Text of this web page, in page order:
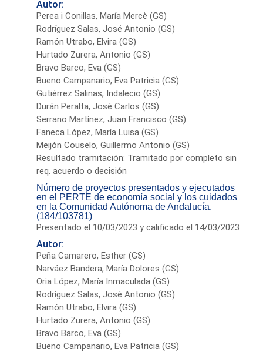
Autor:
Perea i Conillas, María Mercè (GS)
Rodríguez Salas, José Antonio (GS)
Ramón Utrabo, Elvira (GS)
Hurtado Zurera, Antonio (GS)
Bravo Barco, Eva (GS)
Bueno Campanario, Eva Patricia (GS)
Gutiérrez Salinas, Indalecio (GS)
Durán Peralta, José Carlos (GS)
Serrano Martínez, Juan Francisco (GS)
Faneca López, María Luisa (GS)
Meijón Couselo, Guillermo Antonio (GS)
Resultado tramitación: Tramitado por completo sin
req. acuerdo o decisión
Número de proyectos presentados y ejecutados
en el PERTE de economía social y los cuidados
en la Comunidad Autónoma de Andalucía.
(184/103781)
Presentado el 10/03/2023 y calificado el 14/03/2023
Autor:
Peña Camarero, Esther (GS)
Narváez Bandera, María Dolores (GS)
Oria López, María Inmaculada (GS)
Rodríguez Salas, José Antonio (GS)
Ramón Utrabo, Elvira (GS)
Hurtado Zurera, Antonio (GS)
Bravo Barco, Eva (GS)
Bueno Campanario, Eva Patricia (GS)